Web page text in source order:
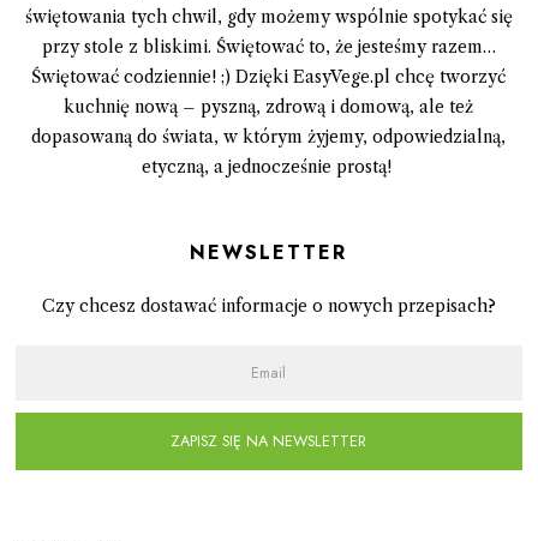
świętowania tych chwil, gdy możemy wspólnie spotykać się
przy stole z bliskimi. Świętować to, że jesteśmy razem…
Świętować codziennie! ;) Dzięki EasyVege.pl chcę tworzyć
kuchnię nową – pyszną, zdrową i domową, ale też
dopasowaną do świata, w którym żyjemy, odpowiedzialną,
etyczną, a jednocześnie prostą!
Newsletter
Czy chcesz dostawać informacje o nowych przepisach?
ZAPISZ SIĘ NA NEWSLETTER